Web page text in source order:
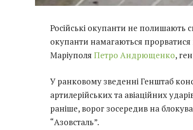
Російські окупанти не полишають
окупанти намагаються
Маріуполя Петро Андрющенко,
У ранковому зведенні Генштаб
артилерійських та авіаційних
раніше, ворог зосередив на
“Азовсталь”.